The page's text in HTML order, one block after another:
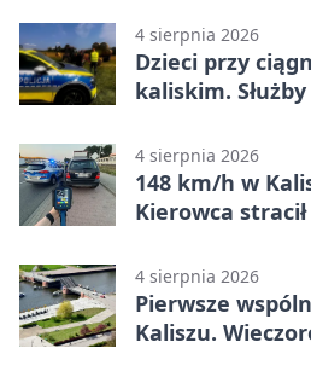
4 sierpnia 2026
Dzieci przy
kaliskim.
4 sierpnia 2026
148 km/h w
Kierowca
4 sierpnia 2026
Pierwsze
Kaliszu.